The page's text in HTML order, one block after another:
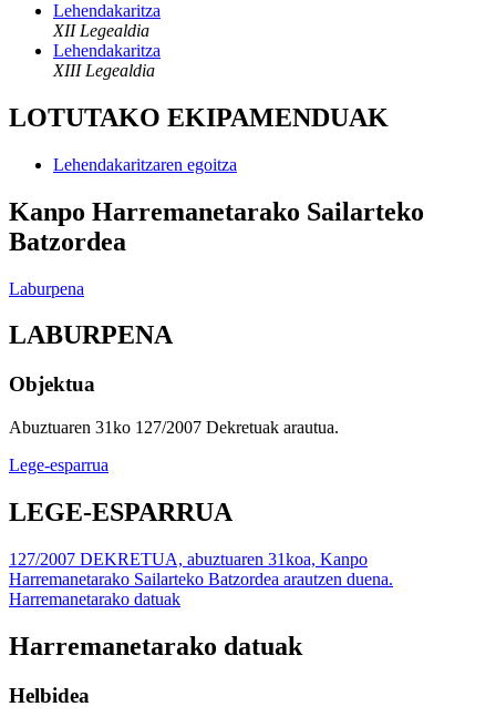
Lehendakaritza
XII Legealdia
Lehendakaritza
XIII Legealdia
LOTUTAKO EKIPAMENDUAK
Lehendakaritzaren egoitza
Kanpo Harremanetarako Sailarteko
Batzordea
Laburpena
LABURPENA
Objektua
Abuztuaren 31ko 127/2007 Dekretuak arautua.
Lege-esparrua
LEGE-ESPARRUA
127/2007 DEKRETUA, abuztuaren 31koa, Kanpo
Harremanetarako Sailarteko Batzordea arautzen duena.
Harremanetarako datuak
Harremanetarako datuak
Helbidea